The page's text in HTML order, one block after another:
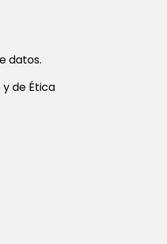
datos.
de Ética